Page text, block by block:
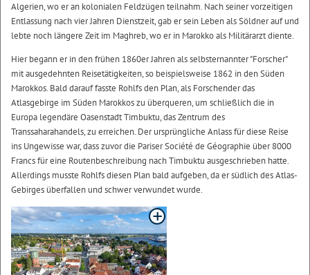
Algerien, wo er an kolonialen Feldzügen teilnahm. Nach seiner vorzeitigen
Entlassung nach vier Jahren Dienstzeit, gab er sein Leben als Söldner auf und
lebte noch längere Zeit im Maghreb, wo er in Marokko als Militärarzt diente.
Hier begann er in den frühen 1860er Jahren als selbsternannter "Forscher"
mit ausgedehnten Reisetätigkeiten, so beispielsweise 1862 in den Süden
Marokkos. Bald darauf fasste Rohlfs den Plan, als Forschender das
Atlasgebirge im Süden Marokkos zu überqueren, um schließlich die in
Europa legendäre Oasenstadt Timbuktu, das Zentrum des
Transsaharahandels, zu erreichen. Der ursprüngliche Anlass für diese Reise
ins Ungewisse war, dass zuvor die Pariser Société de Géographie über 8000
Francs für eine Routenbeschreibung nach Timbuktu ausgeschrieben hatte.
Allerdings musste Rohlfs diesen Plan bald aufgeben, da er südlich des Atlas-
Gebirges überfallen und schwer verwundet wurde.